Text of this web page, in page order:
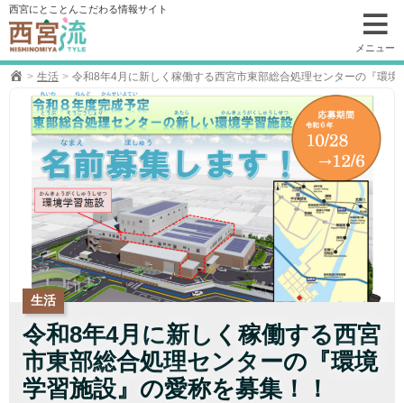
コ
ン
テ
ン
西宮にとことんこだわる情報サイト
メニュー
生活 令和8年4月に新しく稼働する西宮市東部総合処理センターの『環境
生活
令和8年4月に新しく稼働する西宮
市東部総合処理センターの『環境
学習施設』の愛称を募集！！